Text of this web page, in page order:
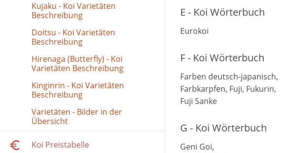
Kujaku - Koi Varietäten
Beschreibung
Doitsu - Koi Varietäten
Beschreibung
Hirenaga (Butterfly) - Koi
Varietäten Beschreibung
Kinginrin - Koi Varietäten
Beschreibung
Varietäten - Bilder in der
Übersicht
Koi Preistabelle
E - Koi Wörterbuch
Eurokoi
F - Koi Wörterbuch
Farben deutsch-japanisch,
Farbkarpfen, Fuji, Fukurin,
Fuji Sanke
G - Koi Wörterbuch
Geni Goi,